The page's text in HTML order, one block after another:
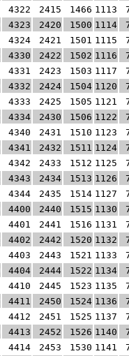
4322 2415 1466 1113
4323 2420 1500 1114
4324 2421 1501 1115
4330 2422 1502 1116
4331 2423 1503 1117
4332 2424 1504 1120
4333 2425 1505 1121
4334 2430 1506 1122
4340 2431 1510 1123
4341 2432 1511 1124
4342 2433 1512 1125
4343 2434 1513 1126
4344 2435 1514 1127
4400 2440 1515 1130
4401 2441 1516 1131
4402 2442 1520 1132
4403 2443 1521 1133
4404 2444 1522 1134
4410 2445 1523 1135
4411 2450 1524 1136
4412 2451 1525 1137
4413 2452 1526 1140
4414 2453 1530 1141